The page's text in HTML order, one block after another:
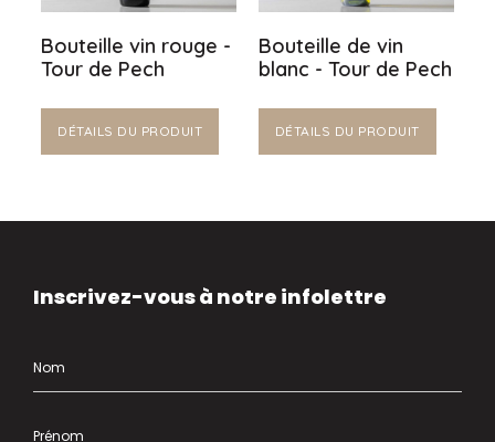
Bouteille vin rouge -
Tour de Pech
DÉTAILS DU PRODUIT
Bouteille de vin
blanc - Tour de Pech
DÉTAILS DU PRODUIT
Inscrivez-vous à notre infolettre